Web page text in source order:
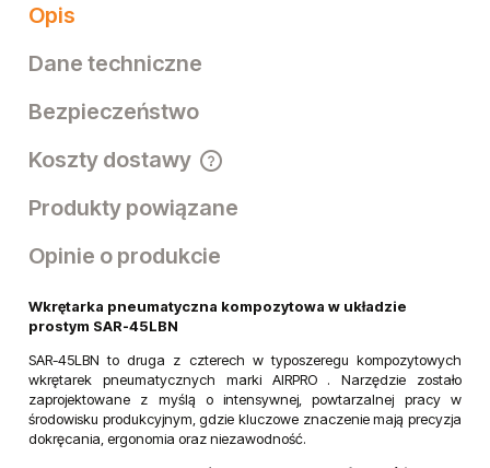
Opis
Dane techniczne
Bezpieczeństwo
Koszty dostawy
Cena nie zawiera ewentualnych kosztów płatności
Produkty powiązane
Opinie o produkcie
Wkrętarka pneumatyczna kompozytowa w układzie
prostym SAR-45LBN
SAR-45LBN to druga z czterech w typoszeregu kompozytowych
wkrętarek pneumatycznych marki AIRPRO . Narzędzie zostało
zaprojektowane z myślą o intensywnej, powtarzalnej pracy w
środowisku produkcyjnym, gdzie kluczowe znaczenie mają precyzja
dokręcania, ergonomia oraz niezawodność.